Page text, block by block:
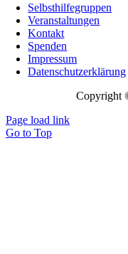
Selbsthilfegruppen
Veranstaltungen
Kontakt
Spenden
Impressum
Datenschutzerklärung
Copyright
Page load link
Go to Top